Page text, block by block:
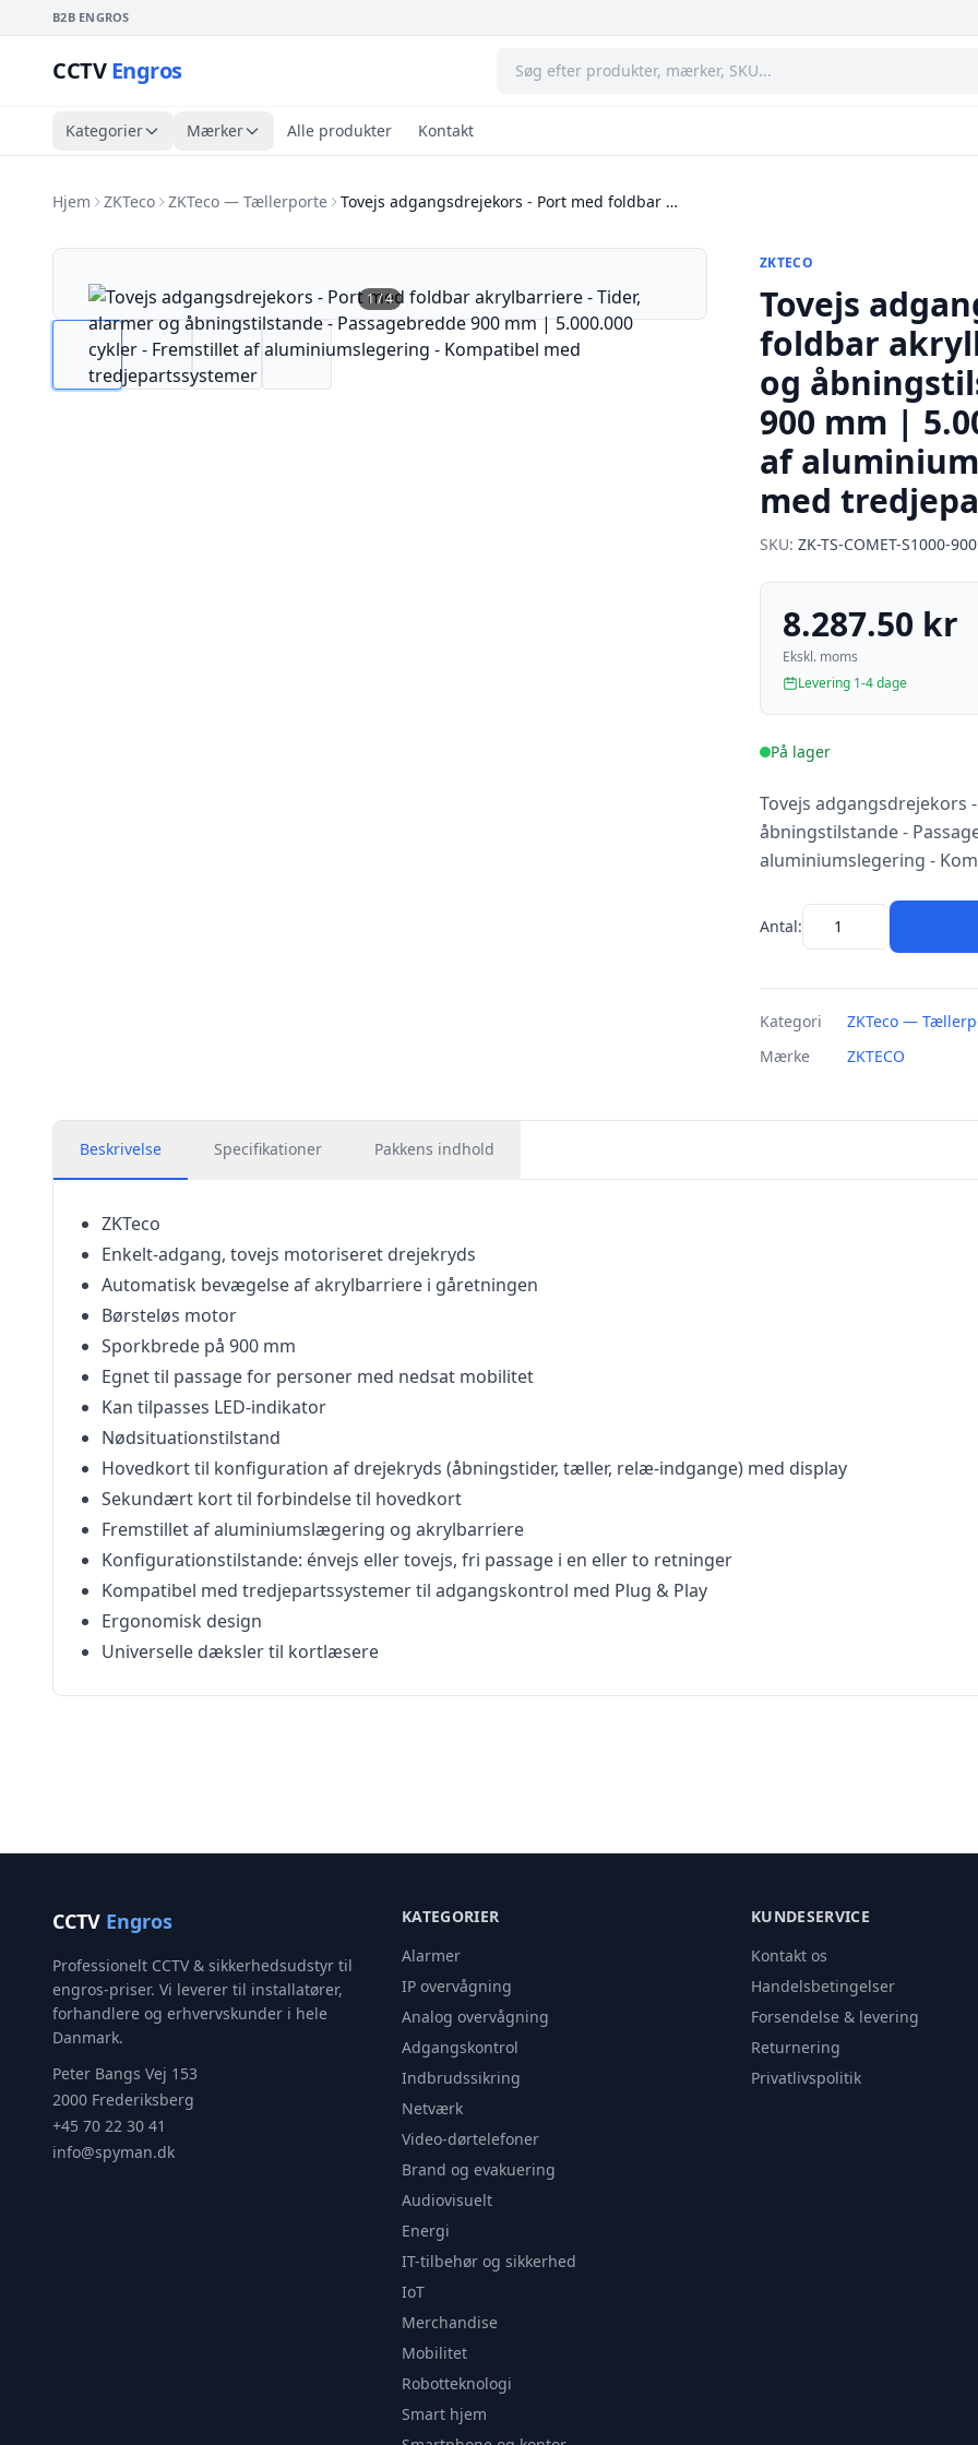
B2B ENGROS
CCTVEngros
Kategorier Mærker Alle produkter Kontakt
Hjem ZKTeco ZKTeco — Tællerporte Tovejs adgangsdrejekors - Port med foldbar …
1/4
ZKTECO
Tovejs
foldbar
og
900 mm |
af
med
SKU: ZK-TS-COMET-S1000-900
8.287.50 kr
Ekskl. moms
Levering 1-4 dage
På lager
Tovejs adgangsdrejekors
åbningstilstande -
aluminiumslegering -
Antal:
Kategori
ZKTeco —
Mærke
ZKTECO
Beskrivelse Specifikationer Pakkens indhold
ZKTeco
Enkelt-adgang, tovejs motoriseret drejekryds
Automatisk bevægelse af akrylbarriere i gåretningen
Børsteløs motor
Sporkbrede på 900 mm
Egnet til passage for personer med nedsat mobilitet
Kan tilpasses LED-indikator
Nødsituationstilstand
Hovedkort til konfiguration af drejekryds (åbningstider, tæller, relæ-indgange) med display
Sekundært kort til forbindelse til hovedkort
Fremstillet af aluminiumslægering og akrylbarriere
Konfigurationstilstande: énvejs eller tovejs, fri passage i en eller to retninger
Kompatibel med tredjepartssystemer til adgangskontrol med Plug & Play
Ergonomisk design
Universelle dæksler til kortlæsere
CCTV Engros
Professionelt CCTV & sikkerhedsudstyr til
engros-priser. Vi leverer til installatører,
forhandlere og erhvervskunder i hele
Danmark.
Peter Bangs Vej 153
2000 Frederiksberg
+45 70 22 30 41
info@spyman.dk
KATEGORIER
Alarmer
IP overvågning
Analog overvågning
Adgangskontrol
Indbrudssikring
Netværk
Video-dørtelefoner
Brand og evakuering
Audiovisuelt
Energi
IT-tilbehør og sikkerhed
IoT
Merchandise
Mobilitet
Robotteknologi
Smart hjem
KUNDESERVICE
Kontakt os
Handelsbetingelser
Forsendelse & levering
Returnering
Privatlivspolitik